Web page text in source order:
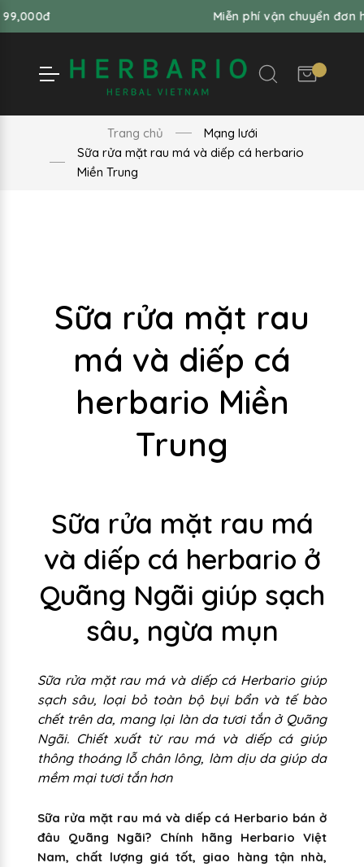
Miễn phí vận chuyển đơn hàng từ
Trang chủ
Mạng lưới
Sữa rửa mặt rau má và diếp cá herbario
Miền Trung
Sữa rửa mặt rau
má và diếp cá
herbario Miền
Trung
Sữa rửa mặt rau má
và diếp cá herbario ở
Quãng Ngãi giúp sạch
sâu, ngừa mụn
Sữa rửa mặt rau má và diếp cá Herbario giúp
sạch sâu, loại bỏ toàn bộ bụi bẩn và tế bào
chết trên da, mang lại làn da tươi tắn ở Quãng
Ngãi. Chiết xuất từ rau má và diếp cá giúp
thông thoáng lỗ chân lông, làm dịu da giúp da
mềm mại tươi tắn hơn
Sữa rửa mặt rau má và diếp cá Herbario bán ở
đâu Quãng Ngãi? Chính hãng Herbario Việt
Nam, chất lượng giá tốt, giao hàng tận nhà,